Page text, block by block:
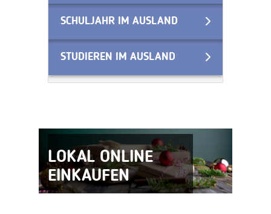
SCHULJAHR IM AUSLAND
STUDIEREN IM AUSLAND
LOKAL ONLINE
EINKAUFEN